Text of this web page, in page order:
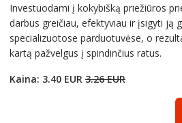
Investuodami į kokybišką priežiūros
darbus greičiau, efektyviau ir įsigyti ją
specializuotose parduotuvėse, o
kartą pažvelgus į spindinčius ratus.
Kaina: 3.40 EUR 3.26 EUR